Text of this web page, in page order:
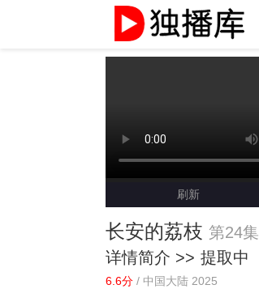
刷新
长安的荔枝 第24集
详情简介 >> 提取中
6.6分 / 中国大陆 2025